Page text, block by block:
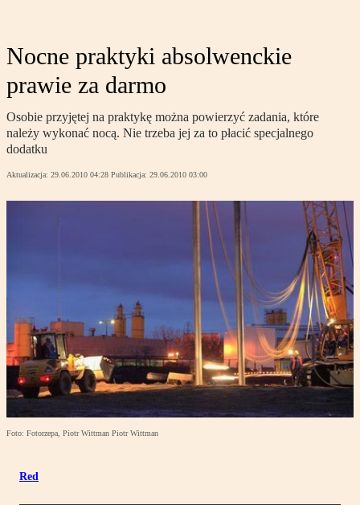
Nocne praktyki absolwenckie
prawie za darmo
Osobie przyjętej na praktykę można powierzyć zadania, które
należy wykonać nocą. Nie trzeba jej za to płacić specjalnego
dodatku
Aktualizacja: 29.06.2010 04:28 Publikacja: 29.06.2010 03:00
Foto: Fotorzepa, Piotr Wittman Piotr Wittman
Red